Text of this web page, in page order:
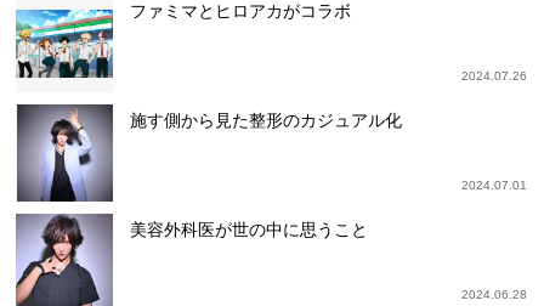
ファミマとヒロアカがコラボ
2024.07.26
施す側から見た整形のカジュアル化
2024.07.01
美容外科医が世の中に思うこと
2024.06.28